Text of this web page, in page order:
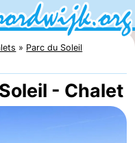
Parc du Soleil
- Chalet